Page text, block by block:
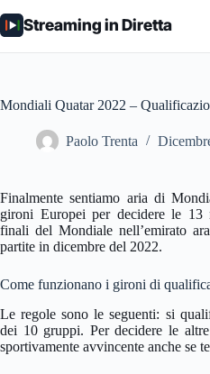
al
contenuto
Streaming in Diretta
Mondiali Quatar 2022 –
Paolo Trenta
Finalmente sentiamo aria di
gironi Europei per decidere le 13
finali del Mondiale nell’emirato
partite in dicembre del 2022.
Come funzionano i gironi di
Le regole sono le seguenti: si
dei 10 gruppi. Per decidere le
sportivamente avvincente anche se